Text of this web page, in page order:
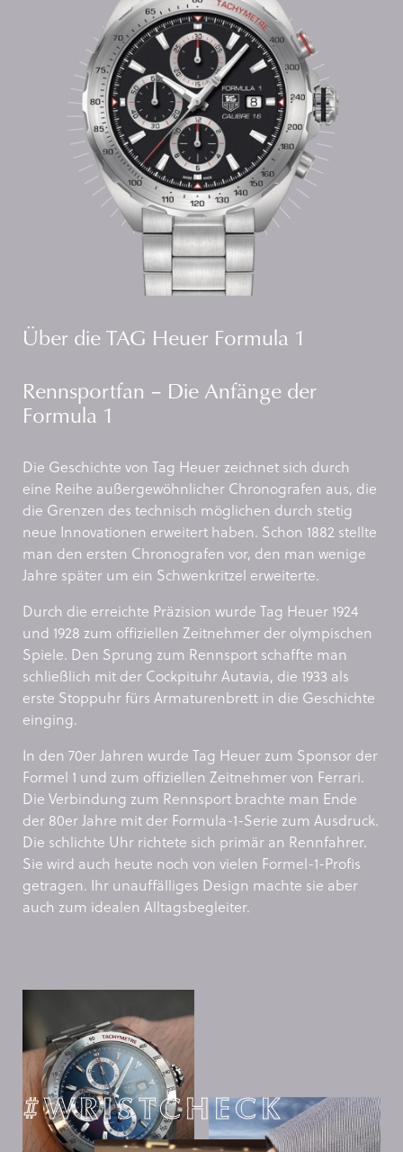
Über die TAG Heuer Formula 1
Rennsportfan – Die Anfänge der
Formula 1
Die Geschichte von Tag Heuer zeichnet sich durch
eine Reihe außergewöhnlicher Chronografen aus, die
die Grenzen des technisch möglichen durch stetig
neue Innovationen erweitert haben. Schon 1882 stellte
man den ersten Chronografen vor, den man wenige
Jahre später um ein Schwenkritzel erweiterte.
Durch die erreichte Präzision wurde Tag Heuer 1924
und 1928 zum offiziellen Zeitnehmer der olympischen
Spiele. Den Sprung zum Rennsport schaffte man
schließlich mit der Cockpituhr Autavia, die 1933 als
erste Stoppuhr fürs Armaturenbrett in die Geschichte
einging.
In den 70er Jahren wurde Tag Heuer zum Sponsor der
Formel 1 und zum offiziellen Zeitnehmer von Ferrari.
Die Verbindung zum Rennsport brachte man Ende
der 80er Jahre mit der Formula-1-Serie zum Ausdruck.
Die schlichte Uhr richtete sich primär an Rennfahrer.
Sie wird auch heute noch von vielen Formel-1-Profis
getragen. Ihr unauffälliges Design machte sie aber
auch zum idealen Alltagsbegleiter.
#WRISTCHECK